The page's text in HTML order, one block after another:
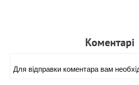
Коментарi
Для вiдправки коментара вам